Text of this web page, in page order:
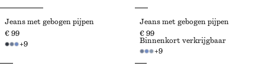
Jeans met gebogen pijpen
€ 99
+9
Jeans met gebogen pijpen
€ 99
+9
Binnenkort verkrijgbaar